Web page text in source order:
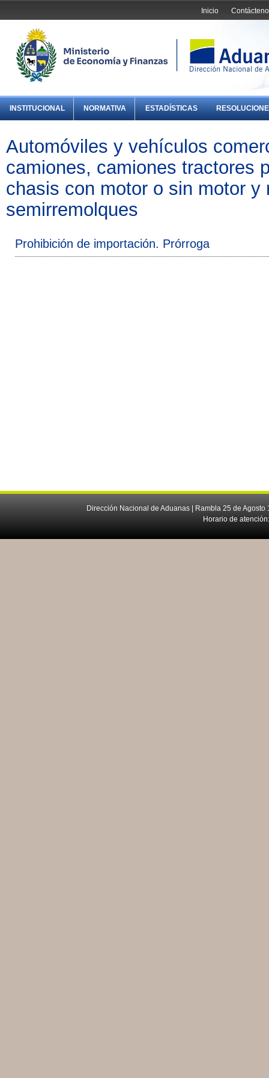
Inicio
INSTITUCIONAL NORMATIVA ESTADÍSTICAS
Automóviles y vehículos
camiones, camiones tractores
chasis con motor o sin motor y
semirremolques
Prohibición de importación. Prórroga
Dirección Nacional de Aduanas | Rambla 25 de
Horario de